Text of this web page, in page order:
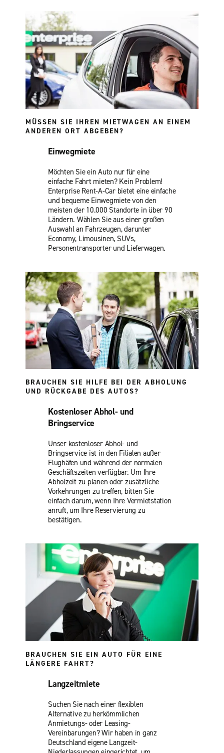
MÜSSEN SIE IHREN MIETWAGEN AN EINEM
ANDEREN ORT ABGEBEN?
Einwegmiete
Möchten Sie ein Auto nur für eine
einfache Fahrt mieten? Kein Problem!
Enterprise Rent-A-Car bietet eine einfache
und bequeme Einwegmiete von den
meisten der 10.000 Standorte in über 90
Ländern. Wählen Sie aus einer großen
Auswahl an Fahrzeugen, darunter
Economy, Limousinen, SUVs,
Personentransporter und Lieferwagen.
BRAUCHEN SIE HILFE BEI DER ABHOLUNG
UND RÜCKGABE DES AUTOS?
Kostenloser Abhol- und
Bringservice
Unser kostenloser Abhol- und
Bringservice ist in den Filialen außer
Flughäfen und während der normalen
Geschäftszeiten verfügbar. Um Ihre
Abholzeit zu planen oder zusätzliche
Vorkehrungen zu treffen, bitten Sie
einfach darum, wenn Ihre Vermietstation
anruft, um Ihre Reservierung zu
bestätigen.
BRAUCHEN SIE EIN AUTO FÜR EINE
LÄNGERE FAHRT?
Langzeitmiete
Suchen Sie nach einer flexiblen
Alternative zu herkömmlichen
Anmietungs- oder Leasing-
Vereinbarungen? Wir haben in ganz
Deutschland eigene Langzeit-